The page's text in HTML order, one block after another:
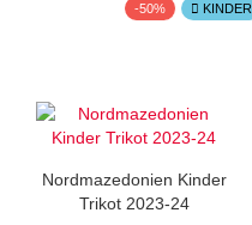
-50% KINDER
Nordmazedonien Kinder
Trikot 2023-24